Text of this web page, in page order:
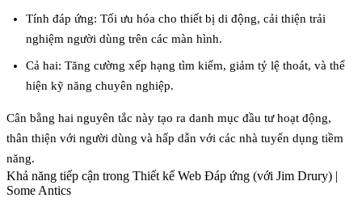
Tính đáp ứng: Tối ưu hóa cho thiết bị di động, cải thiện trải
nghiệm người dùng trên các màn hình.
Cả hai: Tăng cường xếp hạng tìm kiếm, giảm tỷ lệ thoát, và thể
hiện kỹ năng chuyên nghiệp.
Cân bằng hai nguyên tắc này tạo ra danh mục đầu tư hoạt động,
thân thiện với người dùng và hấp dẫn với các nhà tuyển dụng tiềm
năng.
Khả năng tiếp cận trong Thiết kế Web Đáp ứng (với Jim Drury) |
Some Antics